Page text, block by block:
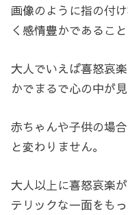
画像のように指の付
く感情豊かであるこ
大人でいえば喜怒哀
かでまるで心の中が見
赤ちゃんや子供の場
と変わりません。
大人以上に喜怒哀楽
テリックな一面をも